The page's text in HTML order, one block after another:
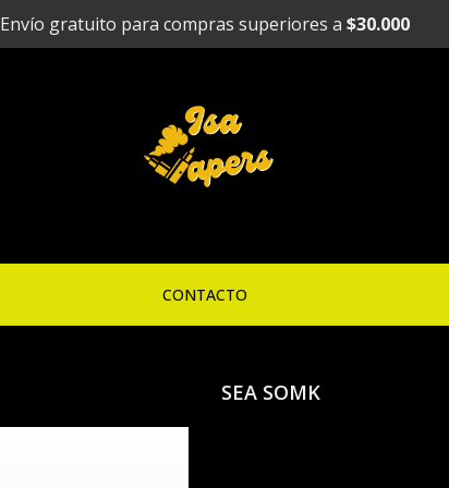
Envío gratuito para compras superiores a $30.000
CONTACTO
SEA SOMK